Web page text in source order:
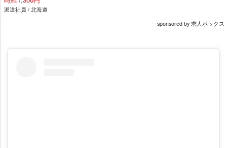
派遣社員 / 北海道
sponsored by 求人ボックス